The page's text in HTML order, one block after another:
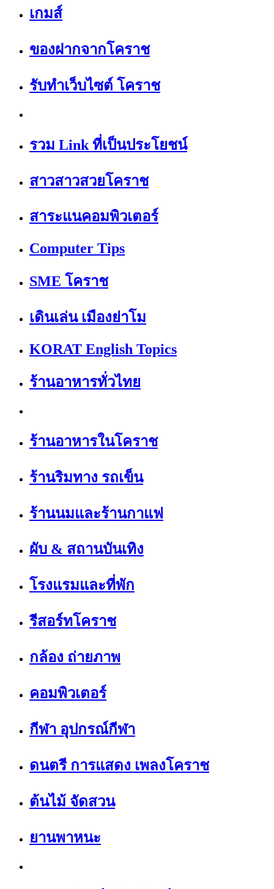
เกมส์
ของฝากจากโคราช
รับทำเว็บไซต์ โคราช
รวม Link ที่เป็นประโยชน์
สาวสาวสวยโคราช
สาระแนคอมพิวเตอร์
Computer Tips
SME โคราช
เดินเล่น เมืองย่าโม
KORAT English Topics
ร้านอาหารทั่วไทย
ร้านอาหารในโคราช
ร้านริมทาง รถเข็น
ร้านนมและร้านกาแฟ
ผับ & สถานบันเทิง
โรงแรมและที่พัก
รีสอร์ทโคราช
กล้อง ถ่ายภาพ
คอมพิวเตอร์
กีฬา อุปกรณ์กีฬา
ดนตรี การแสดง เพลงโคราช
ต้นไม้ จัดสวน
ยานพาหนะ